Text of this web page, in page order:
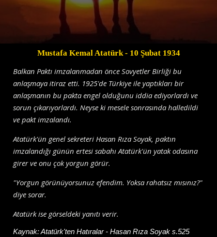
Mustafa Kemal Atatürk- 10 Şubat 1934
Balkan Paktı imzalanmadan önce Sovyetler Birliği bu
anlaşmaya itiraz etti. 1925'de Türkiye ile yaptıkları bir
anlaşmanın bu pakta engel olduğunu iddia ediyorlardı ve
sorun çıkarıyorlardı. Neyse ki mesele sonrasında halledildi
ve pakt imzalandı.
Atatürk'ün genel sekreteri Hasan Rıza Soyak, paktın
imzalandığı günün ertesi sabahı Atatürk'ün yatak odasına
girer ve onu çok yorgun görür.
"Yorgun görünüyorsunuz efendim. Yoksa rahatsız mısınız?"
diye sorar.
Atatürk ise görseldeki yanıtı verir.
Kaynak:Atatürk'ten Hatıralar - Hasan Rıza Soyak s.525